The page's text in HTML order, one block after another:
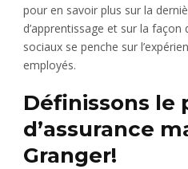
pour en savoir plus sur la
d’apprentissage et sur la façon
sociaux se penche sur
employés.
Définissons le
d’assurance
Granger!